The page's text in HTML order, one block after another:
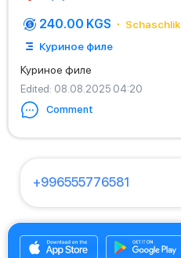
240.00 KGS
Schaschlik
Куриное филе
Куриное филе
Edited: 08.08.2025 04:20
Comment
+996555776581
+996706885119